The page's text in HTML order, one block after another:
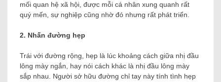
mối quan hệ xã hội, được mỗi cá nhân xung quanh rất
quý mến, sự nghiệp cũng nhờ đó nhưng rất phát triển.
2. Nhấn đường hẹp
Trái với đường rộng, hẹp là lúc khoảng cách giữa nhị đầu
lông mày ngắn, hay nói cách khác là nhị đầu lông mày
sắp nhau. Người sở hữu đường chỉ tay này tính tình hẹp